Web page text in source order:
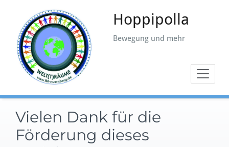
springen
Hoppipolla
Bewegung und mehr
Vielen Dank für die
Förderung dieses